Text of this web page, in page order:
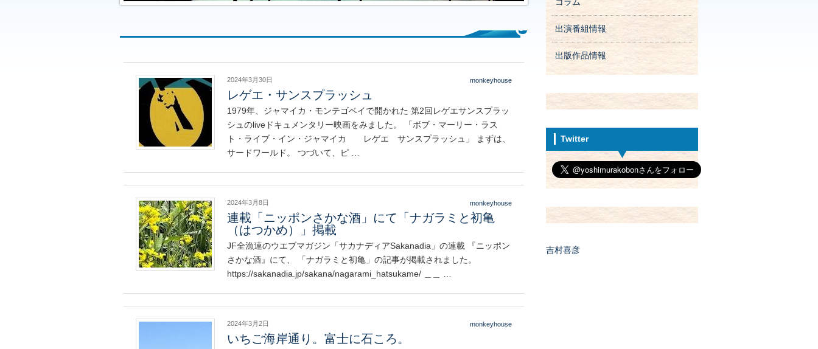
2024年3月30日 monkeyhouse
レゲエ・サンスプラッシュ
1979年、ジャマイカ・モンテゴベイで開かれた 第2回レゲエサンスプラッ
シュのliveドキュメンタリー映画をみました。 「ボブ・マーリー・ラス
ト・ライブ・イン・ジャマイカ レゲエ サンスプラッシュ」 まずは、
サードワールド。 つづいて、ピ …
2024年3月8日 monkeyhouse
連載「ニッポンさかな酒」にて「ナガラミと初亀
（はつかめ）」掲載
JF全漁連のウエブマガジン「サカナディアSakanadia」の連載 『ニッポン
さかな酒』にて、 「ナガラミと初亀」の記事が掲載されました。
https://sakanadia.jp/sakana/nagarami_hatsukame/ ＿＿ …
2024年3月2日 monkeyhouse
いちご海岸通り。富士に石ころ。
コラム
出演番組情報
出版作品情報
Twitter
吉村喜彦